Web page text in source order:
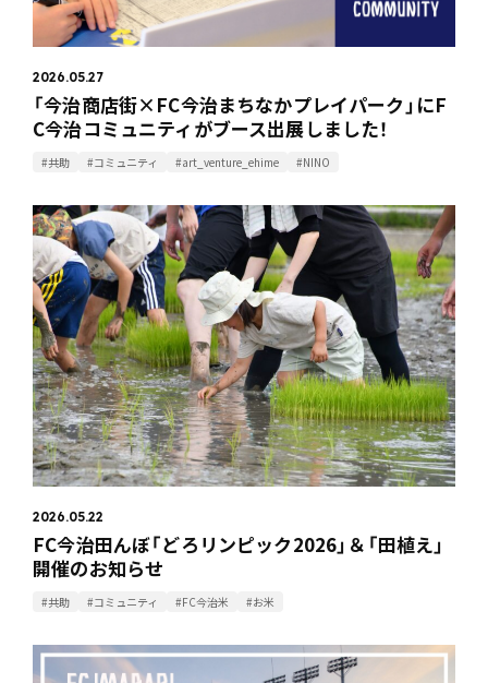
2026.05.27
「今治商店街×FC今治まちなかプレイパーク」にF
C今治コミュニティがブース出展しました！
#共助 #コミュニティ #art_venture_ehime #NINO
2026.05.22
FC今治田んぼ「どろリンピック2026」＆「田植え」
開催のお知らせ
#共助 #コミュニティ #FC今治米 #お米